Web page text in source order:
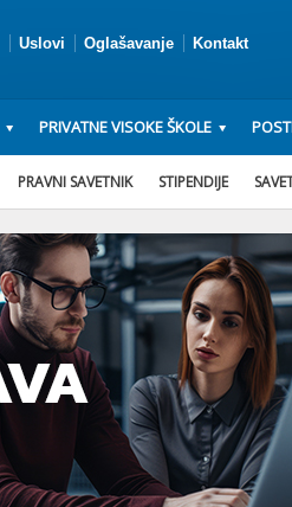
Uslovi Oglašavanje Kontakt
PRIVATNE VISOKE ŠKOLE
PRAVNI SAVETNIK STIPENDIJE